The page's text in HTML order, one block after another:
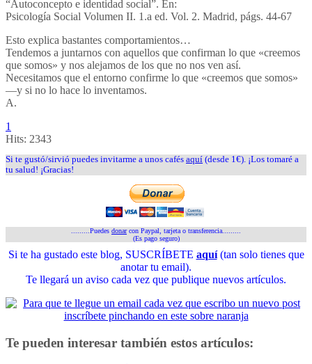
“Autoconcepto e identidad social”. En:
Psicología Social Volumen II. 1.a ed. Vol. 2. Madrid, págs. 44-67
Esto explica bastantes comportamientos…
Tendemos a juntarnos con aquellos que confirman lo que «creemos
que somos» y nos alejamos de los que no nos ven así.
Necesitamos que el entorno confirme lo que «creemos que somos»
—y si no lo hace lo inventamos.
A.
1
Hits: 2343
Si te gustó/sirvió puedes invitarme a unos cafés aquí (desde 1€). ¡Los tomaré a
tu salud! ¡Gracias!
.........Puedes donarcon Paypal, tarjeta o transferencia.........
(Es pago seguro)
Si te ha gustado este blog, SUSCRÍBETE aquí(tan solo tienes que
anotar tu email).
Te llegará un aviso cada vez que publique nuevos artículos.
Te pueden interesar también estos artículos: